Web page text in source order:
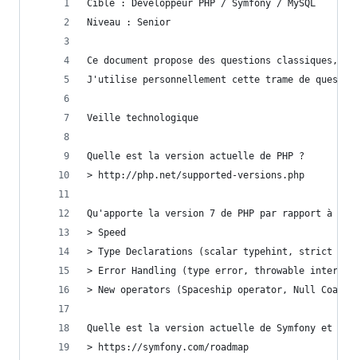
Cible : Développeur PHP / Symfony / MySQL
Niveau : Senior
Ce document propose des questions classiques,
J'utilise personnellement cette trame de
Veille technologique
Quelle est la version actuelle de PHP ?
> http://php.net/supported-versions.php
Qu'apporte la version 7 de PHP par rapport à la
> Speed
> Type Declarations (scalar typehint, strict
> Error Handling (type error, throwable
> New operators (Spaceship operator, Null
Quelle est la version actuelle de Symfony et
> https://symfony.com/roadmap